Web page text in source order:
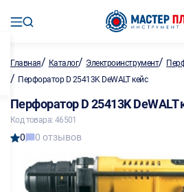
Главная/ Каталог/ Электроинструмент/
/ Перфоратор D 25413K DeWALT кейс
Перфоратор D 25413K DeWALT
Код товара: 46501
0 0 отзывов